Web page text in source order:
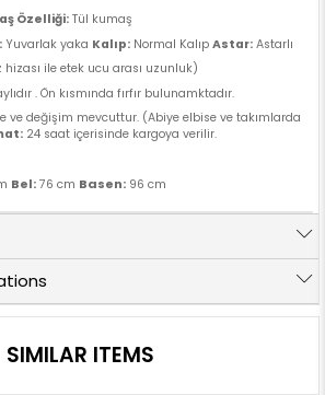
Özelliği: Tül kumaş
Yuvarlak yaka Kalıp: Normal Kalıp Astar: Astarlı
hizası ile etek ucu arası uzunluk)
. Ön kısmında fırfır bulunamktadır.
ve değişim mevcuttur. (Abiye elbise ve takımlarda
24 saat içerisinde kargoya verilir.
Bel: 76 cm Basen: 96 cm
SIMILAR ITEMS